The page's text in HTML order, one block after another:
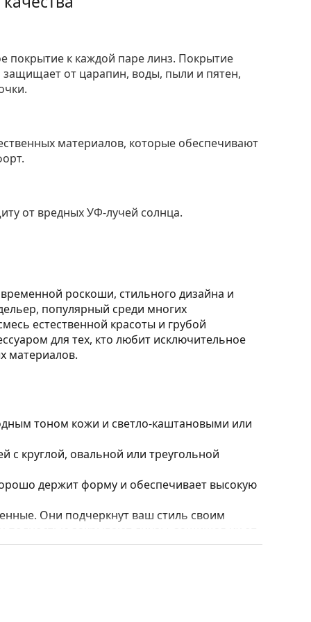
покрытие к каждой паре линз. Покрытие
от царапин, воды, пыли и пятен,
материалов, которые обеспечивают
от вредных УФ-лучей солнца.
роскоши, стильного дизайна и
популярный среди многих
естественной красоты и грубой
для тех, кто любит исключительное
материалов.
тоном кожи и светло-каштановыми или
круглой, овальной или треугольной
держит форму и обеспечивает высокую
Они подчеркнут ваш стиль своим
закрывают линзы, защищая их от
включая более толстые с более